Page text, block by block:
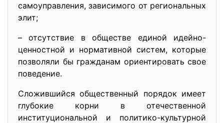
самоуправления, зависимого от региональных
элит;
– отсутствие в обществе единой идейно-
ценностной и нормативной систем, которые
позволяли бы гражданам ориентировать свое
поведение.
Сложившийся общественный порядок имеет
глубокие корни в отечественной
институциональной и политико-культурной